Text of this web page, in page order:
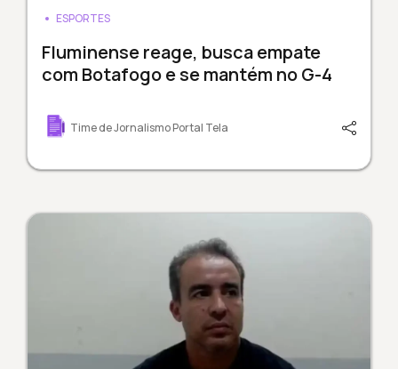
ESPORTES
Fluminense reage, busca empate
com Botafogo e se mantém no G-4
Time de Jornalismo Portal Tela